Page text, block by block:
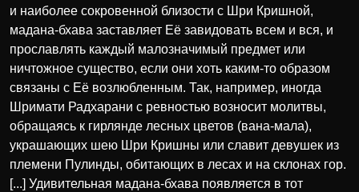
и наиболее сокровенной близости с Шри Кришной,
мадана-бхава заставляет Её завидовать всем и вся, и
прославлять каждый малозначимый предмет или
ничтожное существо, если они хоть каким-то образом
связаны с Её возлюбленным. Так, например, иногда
Шримати Радхарани с ревностью возносит молитвы,
обращаясь к гирлянде лесных цветов (вана-мала),
украшающих шею Шри Кришны или славит девушек из
племени Пулинды, обитающих в лесах и на склонах гор.
[...] Удивительная мадана-бхава появляется в тот